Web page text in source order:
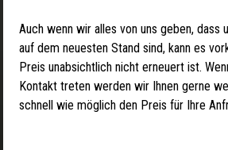
Auch wenn wir alles von uns geben, dass
auf dem neuesten Stand sind, kann es
Preis unabsichtlich nicht erneuert ist.
Kontakt treten werden wir Ihnen gerne
schnell wie möglich den Preis für Ihre